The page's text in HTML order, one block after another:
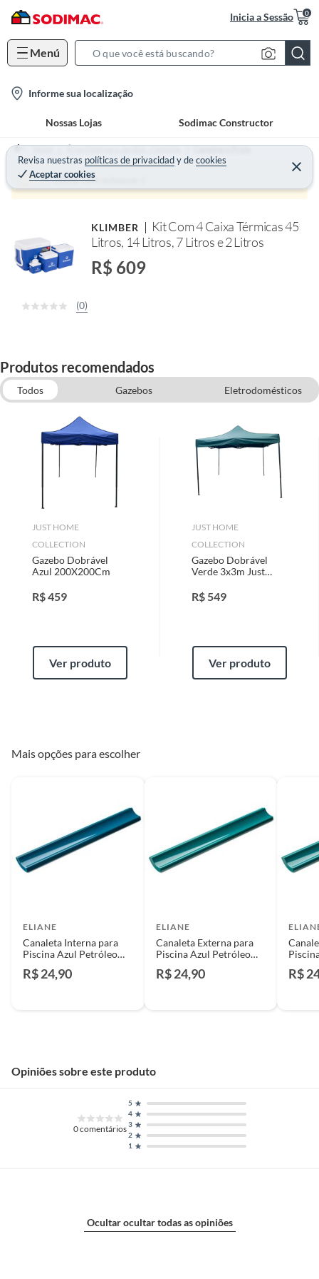
Inicia a Sessão 0
Menú
S
c
h
B
r
a
o
Informe sua localização
Nossas Lojas Sodimac Constructor
Revisa nuestras políticas de privacidadydecookies
Aceptar cookies
Home Área Externa e Jardim - Camping Camping e Praia
Produto sem estoque :(
KLIMBER
Kit Com 4 Caixa Térmicas 45
Litros, 14 Litros, 7 Litros e 2 Litros
R$ 609
(0)
Produtos recomendados
Todos Gazebos
Eletrodomésticos
Móveis para Sala de Jantar
Tubos e Conexões de PPR
JUST HOME
COLLECTION
Gazebo Dobrável
Azul 200X200Cm
R$459
Ver produto
JUST HOME
COLLECTION
Gazebo Dobrável
Verde 3x3m Just
R$549
Ver produto
Mais opções para escolher
ELIANE
Canaleta Interna para
Piscina Azul Petróleo
Eliane
R$ 24,90
ELIANE
Canaleta Externa para
Piscina Azul Petróleo
Eliane
R$ 24,90
Eliane
R$
Opiniões sobre este produto
0comentários
1
2
3
4
5
Ocultar ocultar todas as opiniões